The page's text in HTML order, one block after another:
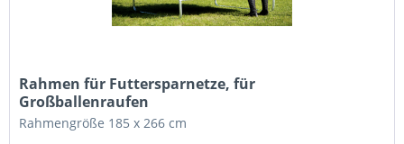
Rahmen für Futtersparnetze, für
Großballenraufen
Rahmengröße 185 x 266 cm